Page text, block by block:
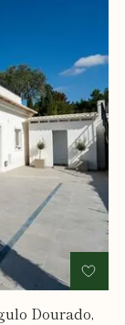
Dourado,